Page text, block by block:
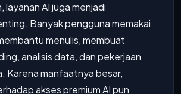
layanan AI juga menjadi
Banyak pengguna memakai
menulis, membuat
analisis data, dan pekerjaan
Karena manfaatnya besar,
akses premium AI pun